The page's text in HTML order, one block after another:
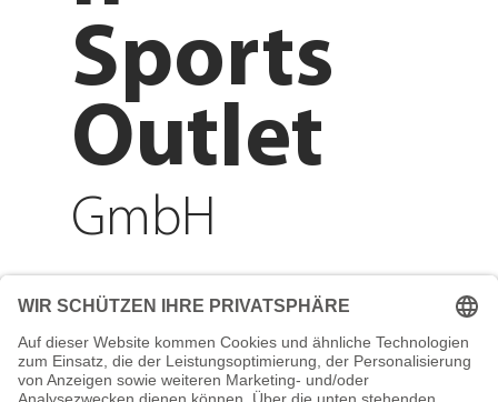
Adresse
Reichenberger Str. 1
84130 Dingolfing
Sports
Outlet
GmbH